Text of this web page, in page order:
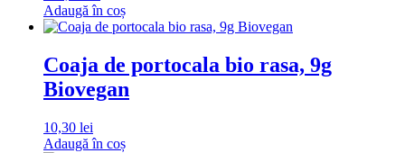
Adaugă în coș
Coaja de portocala bio rasa, 9g
Biovegan
10,30 lei
Adaugă în coș